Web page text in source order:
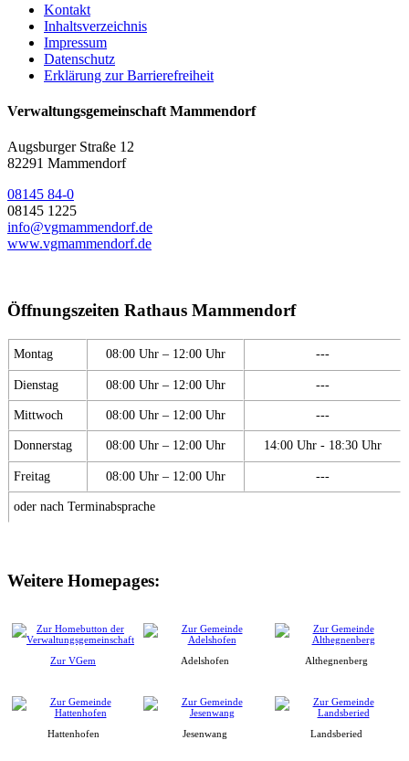
Kontakt
Inhaltsverzeichnis
Impressum
Datenschutz
Erklärung zur Barrierefreiheit
Verwaltungsgemeinschaft Mammendorf
Augsburger Straße 12
82291 Mammendorf
08145 84-0
08145 1225
info@vgmammendorf.de
www.vgmammendorf.de
Öffnungszeiten Rathaus Mammendorf
Montag 08:00 Uhr – 12:00 Uhr ---
Dienstag 08:00 Uhr – 12:00 Uhr ---
Mittwoch 08:00 Uhr – 12:00 Uhr ---
Donnerstag 08:00 Uhr – 12:00 Uhr 14:00 Uhr - 18:30 Uhr
Freitag 08:00 Uhr – 12:00 Uhr ---
oder nach Terminabsprache
Weitere Homepages:
Zur VGem Adelshofen Althegnenberg
Hattenhofen Jesenwang Landsberied